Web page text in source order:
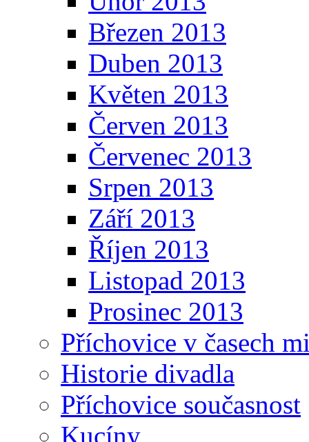
Březen 2013
Duben 2013
Květen 2013
Červen 2013
Červenec 2013
Srpen 2013
Září 2013
Říjen 2013
Listopad 2013
Prosinec 2013
Příchovice v časech
Historie divadla
Příchovice současnost
Kucíny